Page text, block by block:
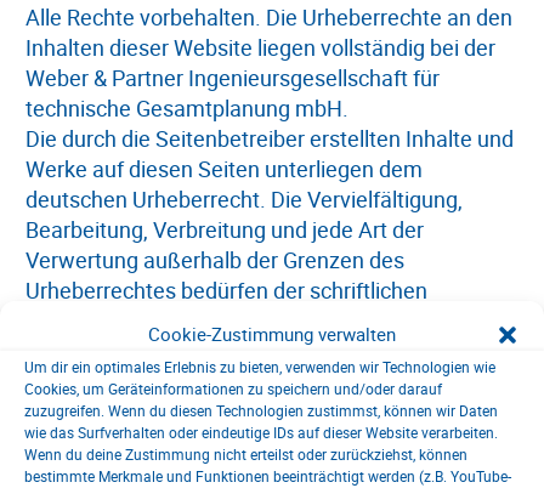
Cookie-Zustimmung verwalten
Um dir ein optimales Erlebnis zu bieten, verwenden wir Technologien wie
Cookies, um Geräteinformationen zu speichern und/oder darauf
zuzugreifen. Wenn du diesen Technologien zustimmst, können wir Daten
wie das Surfverhalten oder eindeutige IDs auf dieser Website verarbeiten.
Wenn du deine Zustimmung nicht erteilst oder zurückziehst, können
bestimmte Merkmale und Funktionen beeinträchtigt werden (z.B. YouTube-
Alle Rechte vorbehalten. Die Urheberrechte an den
Inhalten dieser Website liegen vollständig bei der
Weber & Partner Ingenieursgesellschaft für
technische Gesamtplanung mbH.
Die durch die Seitenbetreiber erstellten Inhalte und
Werke auf diesen Seiten unterliegen dem
deutschen Urheberrecht. Die Vervielfältigung,
Bearbeitung, Verbreitung und jede Art der
Verwertung außerhalb der Grenzen des
Urheberrechtes bedürfen der schriftlichen
Zustimmung des jeweiligen Autors bzw. Erstellers.
Downloads und Kopien dieser Seite sind nur für
den privaten, nicht kommerziellen Gebrauch
gestattet. Soweit die Inhalte auf dieser Seite nicht
vom Betreiber erstellt wurden, werden die
Urheberrechte Dritter beachtet. Insbesondere